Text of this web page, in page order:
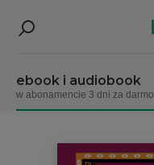
ebook i audiobook
w abonamencie 3 dni za darmo